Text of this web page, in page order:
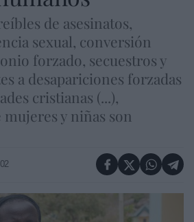
de asesinatos,
sexual, conversión
forzado, secuestros y
a desapariciones forzadas
cristianas (...),
y niñas son